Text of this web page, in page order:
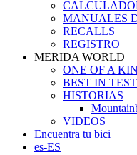
MANUALES
RECALLS
REGISTRO
MERIDA WORLD
ONE OF A
BEST IN TEST
HISTORIAS
VIDEOS
Encuentra tu bici
es-ES